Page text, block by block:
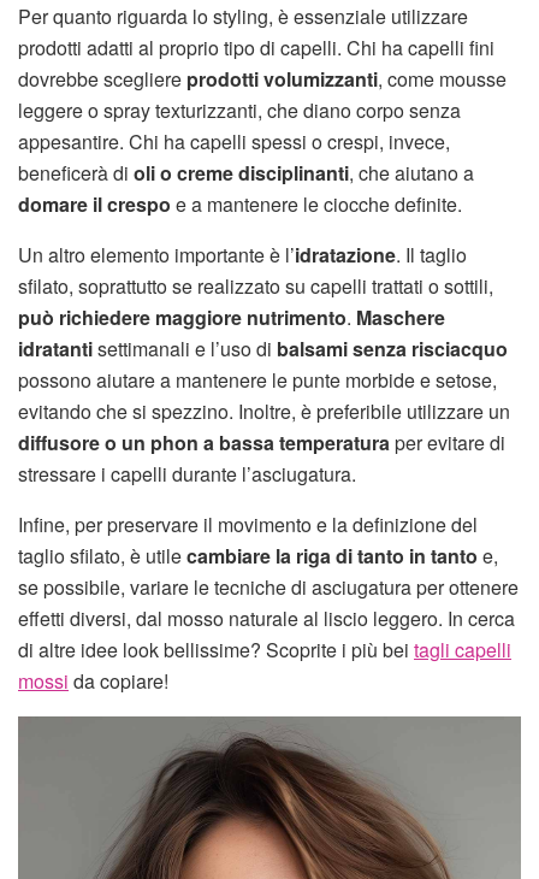
Per quanto riguarda lo styling, è essenziale utilizzare
prodotti adatti al proprio tipo di capelli. Chi ha capelli fini
dovrebbe scegliere prodotti volumizzanti, come mousse
leggere o spray texturizzanti, che diano corpo senza
appesantire. Chi ha capelli spessi o crespi, invece,
beneficerà di oli o creme disciplinanti, che aiutano a
domare il crespo e a mantenere le ciocche definite.
Un altro elemento importante è l’idratazione. Il taglio
sfilato, soprattutto se realizzato su capelli trattati o sottili,
può richiedere maggiore nutrimento. Maschere
idratantisettimanali e l’uso di balsami senza risciacquo
possono aiutare a mantenere le punte morbide e setose,
evitando che si spezzino. Inoltre, è preferibile utilizzare un
diffusore o un phon a bassa temperaturaper evitare di
stressare i capelli durante l’asciugatura.
Infine, per preservare il movimento e la definizione del
taglio sfilato, è utilecambiare la riga di tanto in tanto e,
se possibile, variare le tecniche di asciugatura per ottenere
effetti diversi, dal mosso naturale al liscio leggero. In cerca
di altre idee look bellissime? Scoprite i più bei tagli capelli
mossi da copiare!